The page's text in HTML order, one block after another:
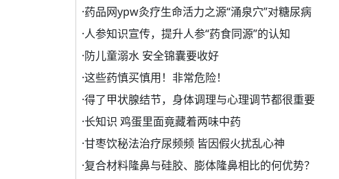
·药品网ypw灸疗生命活力之源“涌泉穴”对糖尿病
·人参知识宣传，提升人参“药食同源”的认知
·防儿童溺水 安全锦囊要收好
·这些药慎买慎用！非常危险！
·得了甲状腺结节，身体调理与心理调节都很重要
·长知识 鸡蛋里面竟藏着两味中药
·甘枣饮秘法治疗尿频频 皆因假火扰乱心神
·复合材料隆鼻与硅胶、膨体隆鼻相比的何优势？